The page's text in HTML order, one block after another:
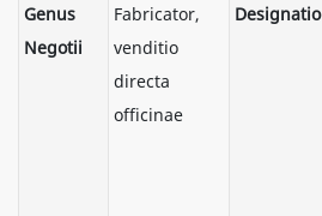
Genus
Negotii
Fabricator,
venditio
directa
officinae
Designatio